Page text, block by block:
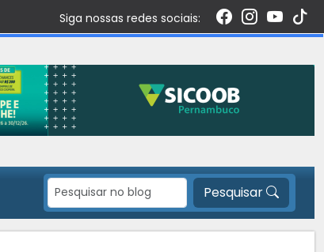
Siga nossas redes sociais:
Pesquisar